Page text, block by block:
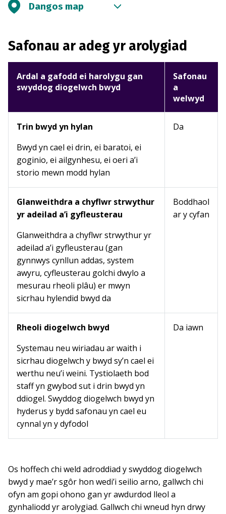
Dangos map
Safonau ar adeg yr arolygiad
Ardal a gafodd ei harolygu gan
swyddog diogelwch bwyd
Safonau
a
welwyd
Trin bwyd yn hylan
Bwyd yn cael ei drin, ei baratoi, ei
goginio, ei ailgynhesu, ei oeri a’i
storio mewn modd hylan
Da
Glanweithdra a chyflwr strwythur
yr adeilad a’i gyfleusterau
Glanweithdra a chyflwr strwythur yr
adeilad a’i gyfleusterau (gan
gynnwys cynllun addas, system
awyru, cyfleusterau golchi dwylo a
mesurau rheoli plâu) er mwyn
sicrhau hylendid bwyd da
Boddhaol
ar y cyfan
Rheoli diogelwch bwyd
Systemau neu wiriadau ar waith i
sicrhau diogelwch y bwyd sy’n cael ei
werthu neu’i weini. Tystiolaeth bod
staff yn gwybod sut i drin bwyd yn
ddiogel. Swyddog diogelwch bwyd yn
hyderus y bydd safonau yn cael eu
cynnal yn y dyfodol
Da iawn
Os hoffech chi weld adroddiad y swyddog diogelwch
bwyd y mae’r sgôr hon wedi’i seilio arno, gallwch chi
ofyn am gopi ohono gan yr awdurdod lleol a
gynhaliodd yr arolygiad. Gallwch chi wneud hyn drwy